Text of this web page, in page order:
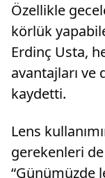
Özellikle
körlük
Erdinç Usta,
avantajları ve
kaydetti.
Lens
gerekenleri de
“Günümüzde